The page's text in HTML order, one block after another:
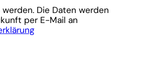
Die Daten werden
per E-Mail an